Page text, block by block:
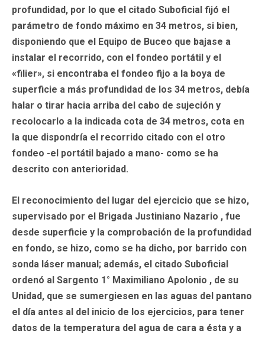
profundidad, por lo que el citado Suboficial fijó el
parámetro de fondo máximo en 34 metros, si bien,
disponiendo que el Equipo de Buceo que bajase a
instalar el recorrido, con el fondeo portátil y el
«filier», si encontraba el fondeo fijo a la boya de
superficie a más profundidad de los 34 metros, debía
halar o tirar hacia arriba del cabo de sujeción y
recolocarlo a la indicada cota de 34 metros, cota en
la que dispondría el recorrido citado con el otro
fondeo -el portátil bajado a mano- como se ha
descrito con anterioridad.
El reconocimiento del lugar del ejercicio que se hizo,
supervisado por el Brigada Justiniano Nazario , fue
desde superficie y la comprobación de la profundidad
en fondo, se hizo, como se ha dicho, por barrido con
sonda láser manual; además, el citado Suboficial
ordenó al Sargento 1° Maximiliano Apolonio , de su
Unidad, que se sumergiesen en las aguas del pantano
el día antes al del inicio de los ejercicios, para tener
datos de la temperatura del agua de cara a ésta y a